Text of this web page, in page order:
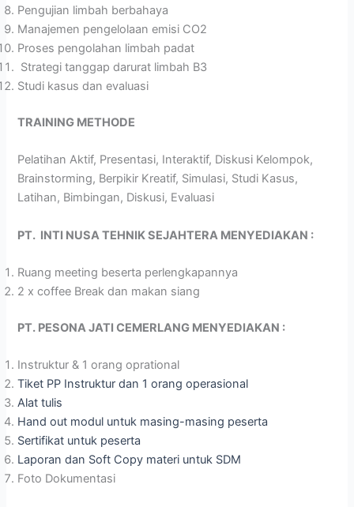
Pengujian limbah berbahaya
Manajemen pengelolaan emisi CO2
Proses pengolahan limbah padat
Strategi tanggap darurat limbah B3
Studi kasus dan evaluasi
TRAINING METHODE
Pelatihan Aktif, Presentasi, Interaktif, Diskusi Kelompok,
Brainstorming, Berpikir Kreatif, Simulasi, Studi Kasus,
Latihan, Bimbingan, Diskusi, Evaluasi
PT. INTI NUSA TEHNIKSEJAHTERA MENYEDIAKAN :
Ruang meeting beserta perlengkapannya
2 x coffee Break dan makan siang
PT. PESONA JATI CEMERLANG MENYEDIAKAN :
Instruktur & 1 orang oprational
Tiket PP Instruktur dan 1 orang operasional
Alat tulis
Hand out modul untuk masing-masing peserta
Sertifikat untuk peserta
Laporan dan Soft Copy materi untuk SDM
Foto Dokumentasi